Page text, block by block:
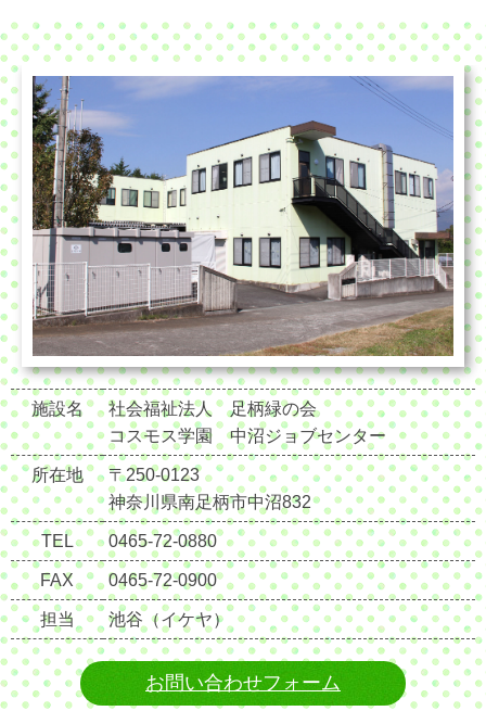
施設名
社会福祉法人 足柄緑の会
コスモス学園 中沼ジョブセンター
所在地
〒250-0123
神奈川県南足柄市中沼832
TEL 0465-72-0880
FAX 0465-72-0900
担当 池谷（イケヤ）
お問い合わせフォーム